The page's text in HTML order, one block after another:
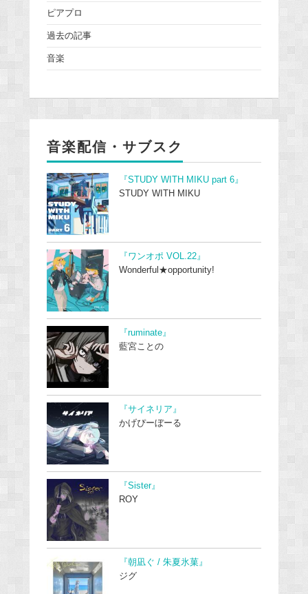
ピアプロ
過去の記事
音楽
音楽配信・サブスク
『STUDY WITH MIKU part 6』
STUDY WITH MIKU
『ワンオポ VOL.22』
Wonderful★opportunity!
『ruminate』
藍宮ことの
『サイネリア』
かげぴーぼーる
『Sister』
ROY
『朝凪ぐ / 朱夏氷菓』
ジグ